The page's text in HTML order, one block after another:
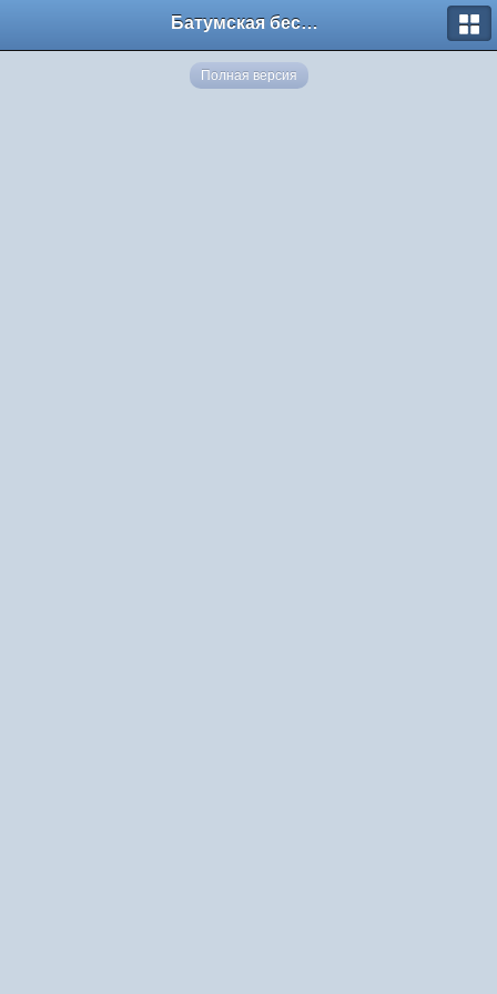
Батумская беседка
Полная версия